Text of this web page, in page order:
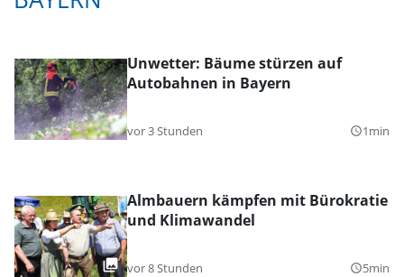
Unwetter: Bäume stürzen auf
Autobahnen in Bayern
vor 3 Stunden query_builder1min
Almbauern kämpfen mit Bürokratie
und Klimawandel
vor 8 Stunden query_builder5min